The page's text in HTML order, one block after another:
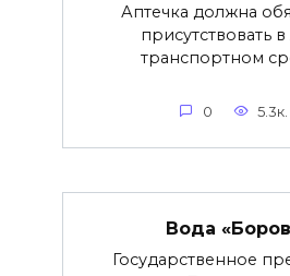
Аптечка должна
присутствовать
транспортном
0 5.3к.
Вода
Государственное